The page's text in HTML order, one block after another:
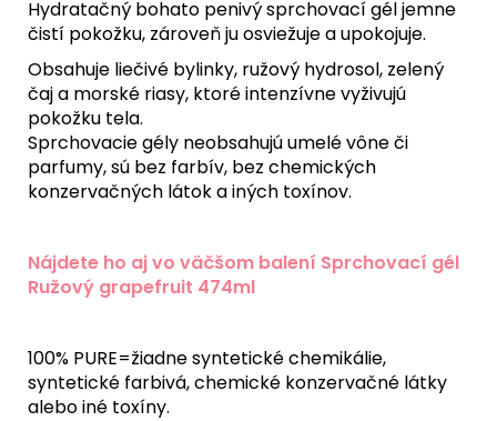
Hydratačný bohato penivý sprchovací gél jemne
čistí pokožku, zároveň ju osviežuje a upokojuje.
Obsahuje liečivé bylinky, ružový hydrosol, zelený
čaj a morské riasy, ktoré intenzívne vyživujú
pokožku tela.
Sprchovacie gély neobsahujú umelé vône či
parfumy, sú bez farbív, bez chemických
konzervačných látok a iných toxínov.
Nájdete ho aj vo väčšom balení Sprchovací gél
Ružový grapefruit 474ml
100% PURE=žiadne syntetické chemikálie,
syntetické farbivá, chemické konzervačné látky
alebo iné toxíny.